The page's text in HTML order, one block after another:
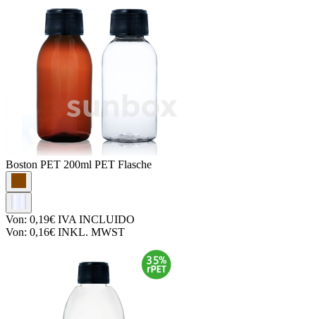
Boston PET 200ml PET Flasche
Von: 0,19€ IVA INCLUIDO
Von: 0,16€ INKL. MWST